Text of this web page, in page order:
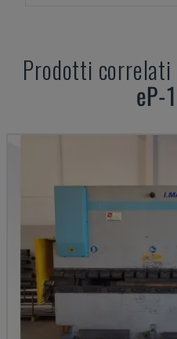
Prodotti correlati
eP-